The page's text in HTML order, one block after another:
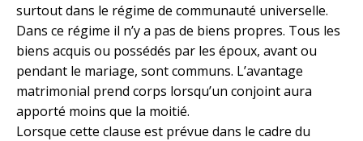
surtout dans le régime de communauté universelle.
Dans ce régime il n’y a pas de biens propres. Tous les
biens acquis ou possédés par les époux, avant ou
pendant le mariage, sont communs. L’avantage
matrimonial prend corps lorsqu’un conjoint aura
apporté moins que la moitié.
Lorsque cette clause est prévue dans le cadre du